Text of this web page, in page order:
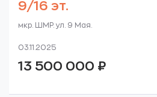
9/16 эт.
мкр. ШМР. ул. 9 Мая.
03.11.2025
13 500 000 ₽